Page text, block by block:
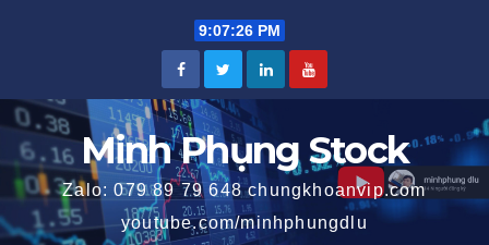
9:07:26 PM
Minh Phụng Stock
Zalo: 079 89 79 648 chungkhoanvip.com
youtube.com/minhphungdlu